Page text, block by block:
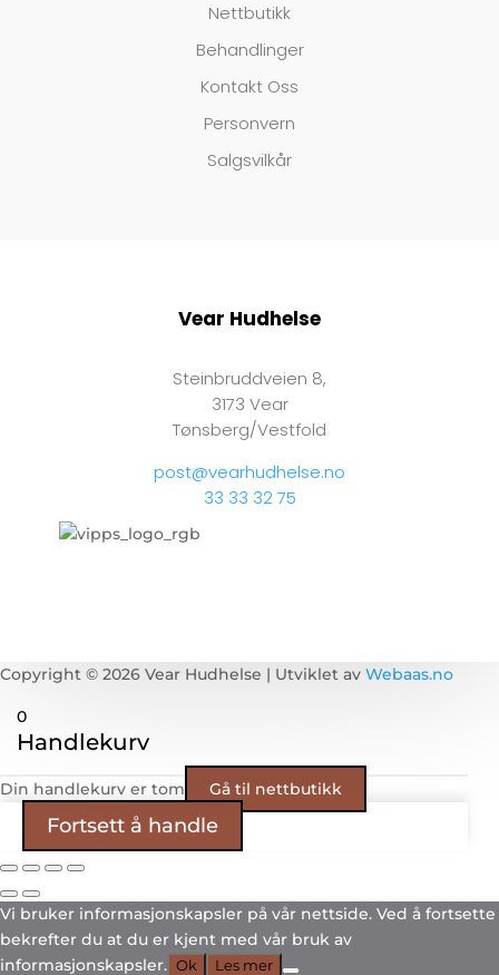
Nettbutikk
Behandlinger
Kontakt Oss
Personvern
Salgsvilkår
Vear Hudhelse
Steinbruddveien 8,
3173 Vear
Tønsberg/Vestfold
post@vearhudhelse.no
33 33 32 75
Copyright © 2026 Vear Hudhelse | Utviklet av Webaas.no
0
Handlekurv
Din handlekurv er tom Gå til nettbutikk
Fortsett å handle
Vi bruker informasjonskapsler på vår nettside. Ved å fortsette
bekrefter du at du er kjent med vår bruk av
informasjonskapsler. Ok Les mer